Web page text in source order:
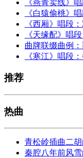
《燕青卖线》
《白猿偷桃》
《西厢》唱段
《天缘配》唱
曲牌联缀曲例
《寒江》唱段
推荐
热曲
青松岭插曲二
秦腔八年前风